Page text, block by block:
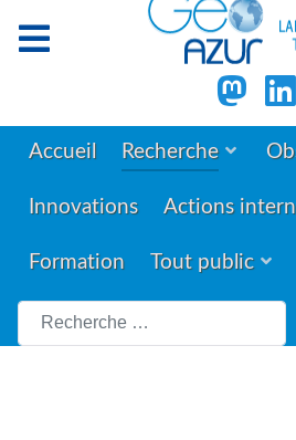
Accueil Recherche
Innovations Actions
Formation Tout public
Rechercher